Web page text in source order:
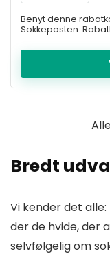
Benyt denne
Sokkeposten.
Bredt
Vi kender det
der de hvide, der
selvfølgelig om